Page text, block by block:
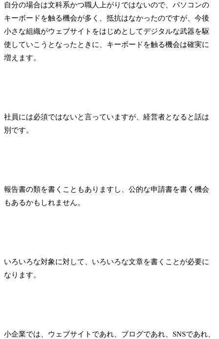
自分の場合は文科系かつ職人上がりではないので、パソコンの
キーボードを触る機会が多く、抵抗はなかったのですが、今後
小さな組織がウェブサイトをはじめとしてデジタルな武器を駆
使していこうとなったときに、キーボードを触る機会は確実に
増えます。
社員には必須ではないと言っていますが、経営者となると話は
別です。
報告書の類を書くこともありますし、公的な申請書を書く機会
もあるかもしれません。
いろいろな対象に対して、いろいろな文章を書くことが必要に
なります。
小企業では、ウェブサイトであれ、ブログであれ、SNSであれ、